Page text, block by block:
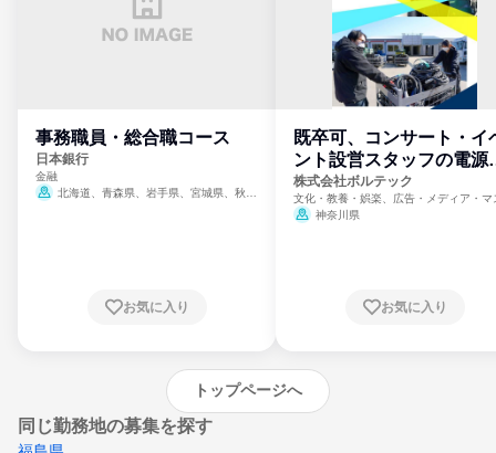
事務職員・総合職コース
日本銀行
金融
北海道、青森県、岩手県、宮城県、秋田
崎県、熊本県、大分県、宮崎県、鹿児島県、
お気に入り
既卒可、コンサート・イ
ント設営スタッフの電源
門
株式会社ボルテック
文化・教養・娯楽、広告・メディア・マ
ミ、電力・ガス・水道・エネルギー
神奈川県
お気に入り
トップページへ
同じ勤務地の募集を探す